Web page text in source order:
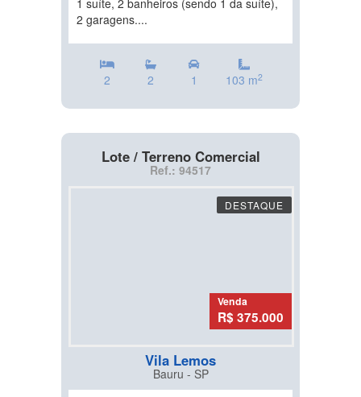
1 suíte, 2 banheiros (sendo 1 da suíte),
2 garagens....
2 2 1 103 m2
Lote / Terreno Comercial
Ref.: 94517
DESTAQUE
Venda
R$ 375.000
Vila Lemos
Bauru - SP